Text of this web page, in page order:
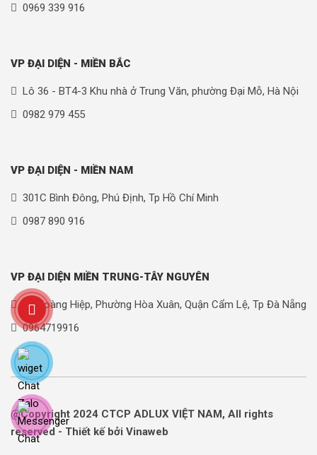
0969 339 916
VP ĐẠI DIỆN - MIỀN BẮC
Lô 36 - BT4-3 Khu nhà ở Trung Văn, phường Đại Mỗ, Hà Nội
0982 979 455
VP ĐẠI DIỆN - MIỀN NAM
301C Bình Đông, Phú Định, Tp Hồ Chí Minh
0987 890 916
VP ĐẠI DIỆN MIỀN TRUNG-TÂY NGUYÊN
90 Hoàng Hiệp, Phường Hòa Xuân, Quận Cẩm Lệ, Tp Đà Nẵng
0964719916
@Copyright 2024 CTCP ADLUX VIỆT NAM, All rights
reserved - Thiết kế bởi Vinaweb